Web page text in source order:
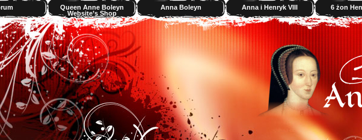
Queen Anne Boleyn
Website’s Shop
Anna Boleyn Anna i Henryk VIII 6 żon